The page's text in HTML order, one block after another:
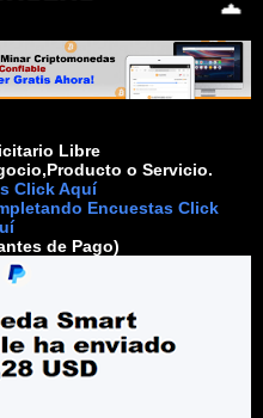
Libre
o Servicio.
Click Aquí
Encuestas Click
de Pago)